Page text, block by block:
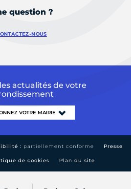
question ?
NOUS
actualités de votre
: partiellement conforme Presse
de cookies Plan du site